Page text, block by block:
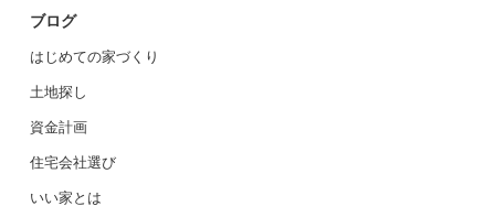
ブログ
はじめての家づくり
土地探し
資金計画
住宅会社選び
いい家とは